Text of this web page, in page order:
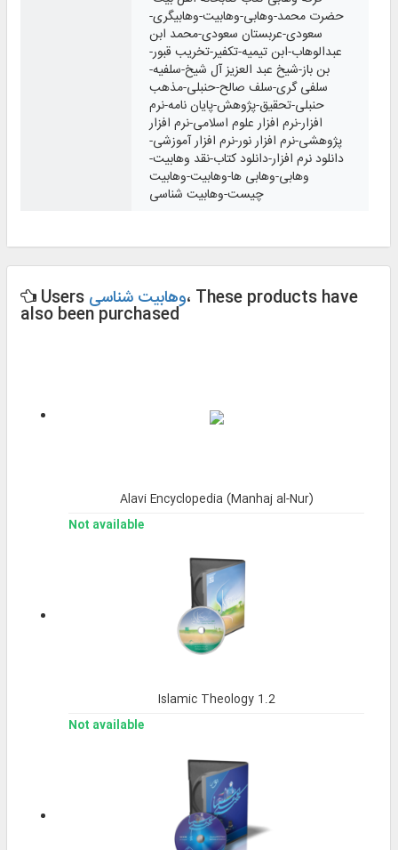
حضرت محمد-وهابی-وهابیت-وهابیگری-
سعودی-عربستان سعودی-محمد ابن
عبدالوهاب-ابن تیمیه-تکفیر-تخریب قبور-
بن باز-شیخ عبد العزیز آل شیخ-سلفیه-
سلفی گری-سلف صالح-حنبلی-مذهب
حنبلی-تحقیق-پژوهش-پایان نامه-نرم
افزار-نرم افزار علوم اسلامی-نرم افزار
پژوهشی-نرم افزار نور-نرم افزار آموزشی-
دانلود نرم افزار-دانلود کتاب-نقد وهابیت-
وهابی-وهابی ها-وهابیت-وهابیت
چیست-وهابیت شناسی
Users وهابیت شناسی، These products have
also been purchased
Alavi Encyclopedia (Manhaj al-Nur)
Not available
Islamic Theology 1.2
Not available